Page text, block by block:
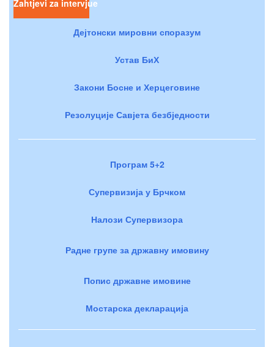
Zahtjevi za intervjue
Дејтонски мировни споразум
Устав БиХ
Закони Босне и Херцеговине
Резолуције Савјета безбједности
Програм 5+2
Супервизија у Брчком
Налози Супервизора
Радне групе за државну имовину
Попис државне имовине
Мостарска декларација